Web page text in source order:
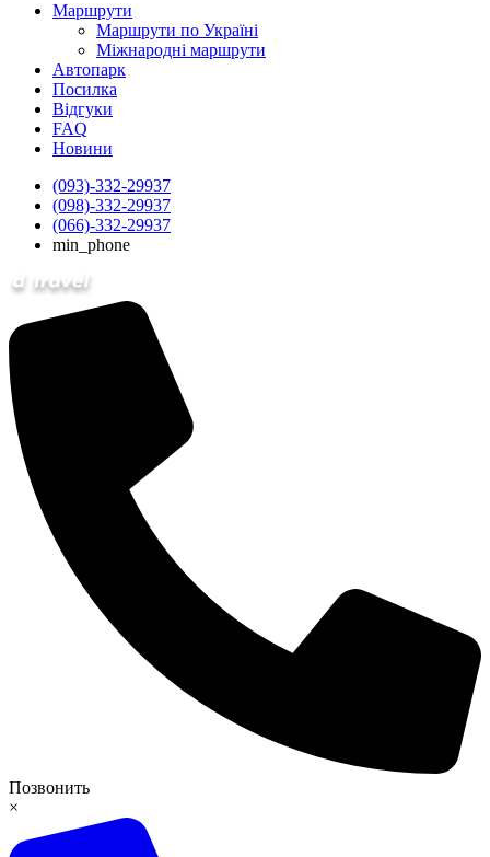
Маршрути
Маршрути по Україні
Міжнародні маршрути
Автопарк
Посилка
Відгуки
FAQ
Новини
(093)-332-29937
(098)-332-29937
(066)-332-29937
min_phone
Позвонить
×